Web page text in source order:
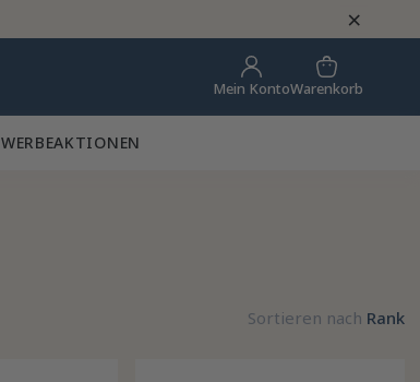
×
Mein KontoWarenkorb
WERBEAKTIONEN
Sortieren nach Rank